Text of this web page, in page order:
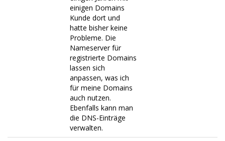
einigen Domains
Kunde dort und
hatte bisher keine
Probleme. Die
Nameserver für
registrierte Domains
lassen sich
anpassen, was ich
für meine Domains
auch nutzen.
Ebenfalls kann man
die DNS-Einträge
verwalten.